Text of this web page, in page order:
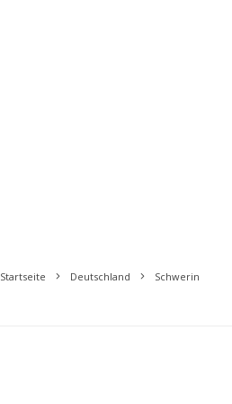
Startseite Deutschland Schwerin